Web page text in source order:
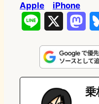
Apple
iPhone
n
e
s
t
o
乗